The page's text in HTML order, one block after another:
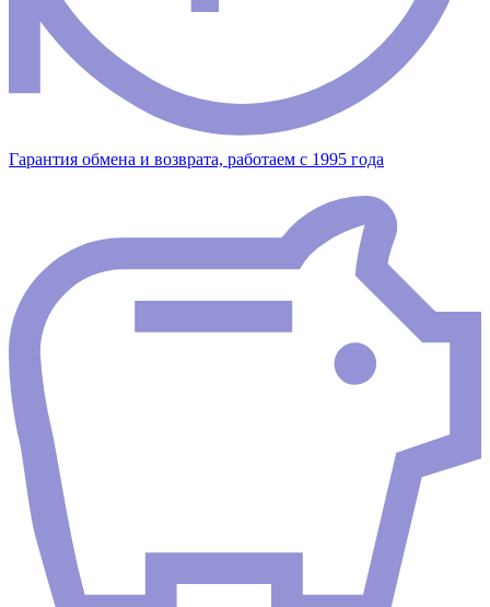
Гарантия обмена и возврата, работаем с 1995 года